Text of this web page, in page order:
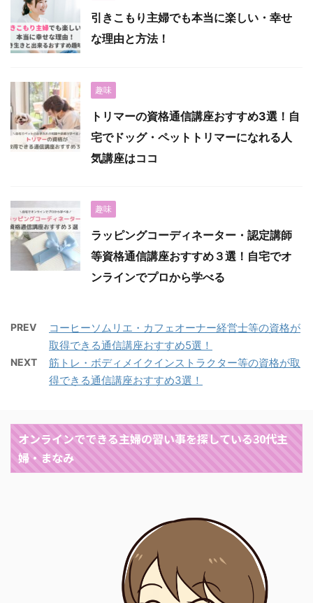
引きこもり主婦でも本当に楽しい・幸せ
な理由と方法！
趣味
トリマーの資格通信講座おすすめ3選！自
宅でドッグ・ペットトリマーになれる人
気講座はココ
趣味
ラッピングコーディネーター・認定講師
等資格通信講座おすすめ３選！自宅でオ
ンラインでプロから学べる
PREV
コーヒーソムリエ・カフェオーナー経営士等の資格が
取得できる通信講座おすすめ5選！
NEXT
筋トレ・ボディメイクインストラクター等の資格が取
得できる通信講座おすすめ3選！
オンラインでできる主婦の習い事を探している30代主
婦・まなみ